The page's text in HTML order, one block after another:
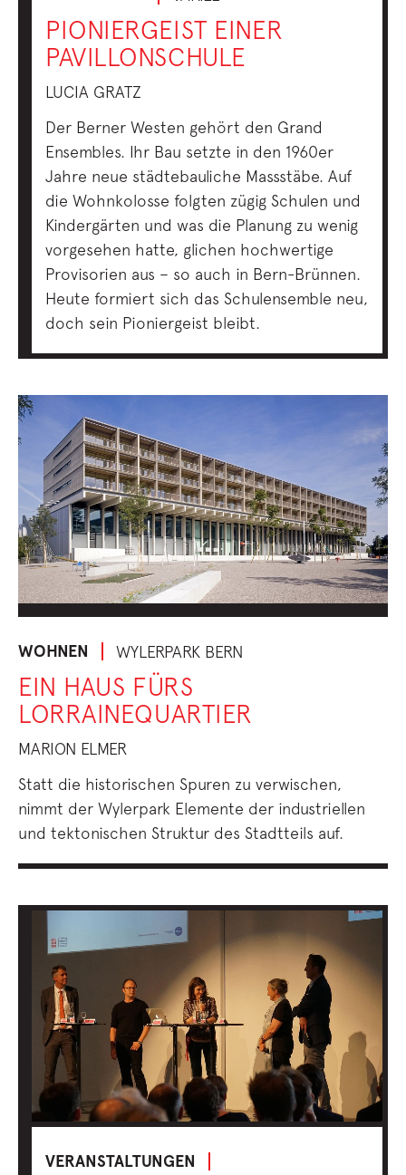
PIONIERGEIST EINER
PAVILLONSCHULE
LUCIA GRATZ
Der Berner Westen gehört den Grand
Ensembles. Ihr Bau setzte in den 1960er
Jahre neue städtebauliche Massstäbe. Auf
die Wohnkolosse folgten zügig Schulen und
Kindergärten und was die Planung zu wenig
vorgesehen hatte, glichen hochwertige
Provisorien aus – so auch in Bern-Brünnen.
Heute formiert sich das Schulensemble neu,
doch sein Pioniergeist bleibt.
WOHNEN WYLERPARK BERN
EIN HAUS FÜRS
LORRAINEQUARTIER
MARION ELMER
Statt die historischen Spuren zu verwischen,
nimmt der Wylerpark Elemente der industriellen
und tektonischen Struktur des Stadtteils auf.
VERANSTALTUNGEN